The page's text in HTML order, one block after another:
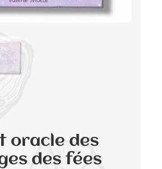
oracle des
des fées